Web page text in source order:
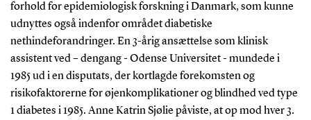
forhold for epidemiologisk forskning i Danmark, som kunne
udnyttes også indenfor området diabetiske
nethindeforandringer. En 3-årig ansættelse som klinisk
assistent ved – dengang - Odense Universitet - mundede i
1985 ud i en disputats, der kortlagde forekomsten og
risikofaktorerne for øjenkomplikationer og blindhed ved type
1 diabetes i 1985. Anne Katrin Sjølie påviste, at op mod hver 3.